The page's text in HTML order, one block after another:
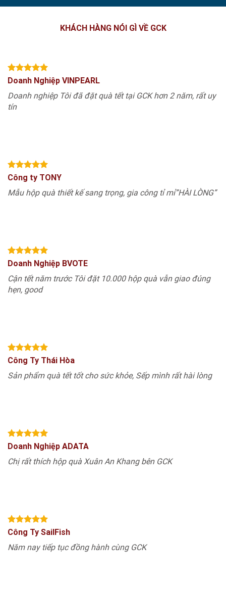
KHÁCH HÀNG NÓI GÌ VỀ GCK
Doanh Nghiệp VINPEARL
Doanh nghiệp Tôi đã đặt quà tết tại GCK hơn 2 năm, rất uy
tín
Công ty TONY
Mẫu hộp quà thiết kế sang trọng, gia công tỉ mỉ”HÀI LÒNG”
Doanh Nghiệp BVOTE
Cận tết năm trước Tôi đặt 10.000 hộp quà vẫn giao đúng
hẹn, good
Công Ty Thái Hòa
Sản phẩm quà tết tốt cho sức khỏe, Sếp mình rất hài lòng
Doanh Nghiệp ADATA
Chị rất thích hộp quà Xuân An Khang bên GCK
Công Ty SailFish
Năm nay tiếp tục đồng hành cùng GCK